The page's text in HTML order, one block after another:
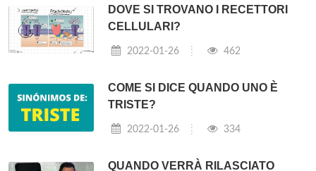
DOVE SI TROVANO I RECETTORI
CELLULARI?
2022-01-26 462
COME SI DICE QUANDO UNO È
TRISTE?
2022-01-26 334
QUANDO VERRÀ RILASCIATO